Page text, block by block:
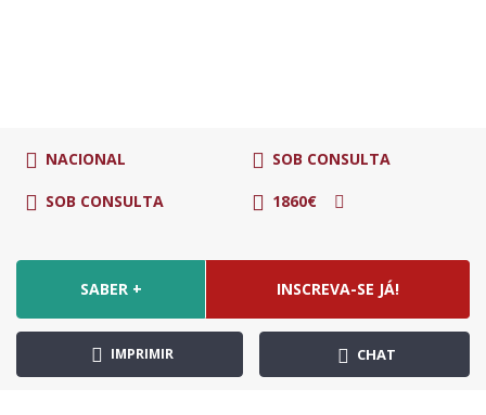
NACIONAL SOB CONSULTA
SOB CONSULTA 1860€
SABER + INSCREVA-SE JÁ!
IMPRIMIR CHAT